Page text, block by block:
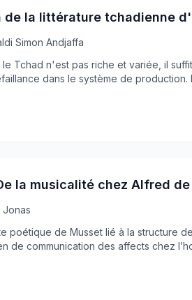
la littérature tchadienne
Simon Andjaffa
Tchad n'est pas riche et variée, il
dans le système de production.
la musicalité chez Alfred
Jonas
de Musset lié à la structure
de communication des affects chez